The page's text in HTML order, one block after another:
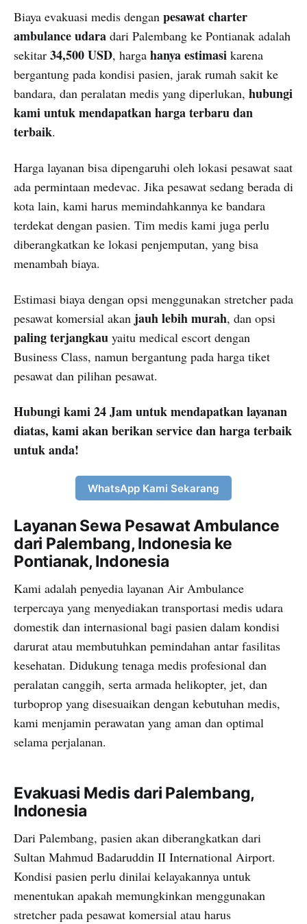
Biaya evakuasi medis dengan pesawat charter
ambulance udara dari Palembang ke Pontianak adalah
sekitar 34,500 USD, harga hanya estimasi karena
bergantung pada kondisi pasien, jarak rumah sakit ke
bandara, dan peralatan medis yang diperlukan, hubungi
kami untuk mendapatkan harga terbaru dan
terbaik.
Harga layanan bisa dipengaruhi oleh lokasi pesawat saat
ada permintaan medevac. Jika pesawat sedang berada di
kota lain, kami harus memindahkannya ke bandara
terdekat dengan pasien. Tim medis kami juga perlu
diberangkatkan ke lokasi penjemputan, yang bisa
menambah biaya.
Estimasi biaya dengan opsi menggunakan stretcher pada
pesawat komersial akan jauh lebih murah, dan opsi
paling terjangkau yaitu medical escort dengan
Business Class, namun bergantung pada harga tiket
pesawat dan pilihan pesawat.
Hubungi kami 24 Jam untuk mendapatkan layanan
diatas, kami akan berikan service dan harga terbaik
untuk anda!
WhatsApp Kami Sekarang
Layanan Sewa Pesawat Ambulance
dari Palembang, Indonesia ke
Pontianak, Indonesia
Kami adalah penyedia layanan Air Ambulance
terpercaya yang menyediakan transportasi medis udara
domestik dan internasional bagi pasien dalam kondisi
darurat atau membutuhkan pemindahan antar fasilitas
kesehatan. Didukung tenaga medis profesional dan
peralatan canggih, serta armada helikopter, jet, dan
turboprop yang disesuaikan dengan kebutuhan medis,
kami menjamin perawatan yang aman dan optimal
selama perjalanan.
Evakuasi Medis dari Palembang,
Indonesia
Dari Palembang, pasien akan diberangkatkan dari
Sultan Mahmud Badaruddin II International Airport.
Kondisi pasien perlu dinilai kelayakannya untuk
menentukan apakah memungkinkan menggunakan
stretcher pada pesawat komersial atau harus